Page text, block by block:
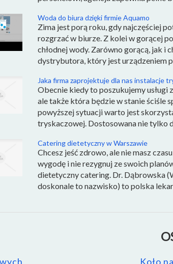
Woda do biura dzięki firmie Aquamo
Zima jest porą roku, gdy najczęściej
rozgrzać w biurze. Z kolei w gorącej
chłodnej wody. Zarówno gorącą, jak i
dystrybutora, który jest urządzeniem
Jaka firma zaprojektuje dla nas instalacje
Obecnie kiedy to poszukujemy
ale także która będzie w stanie ściśle
powyższej sytuacji warto jest
tryskaczowej. Dostosowana nie tylko
Catering dietetyczny w Warszawie
Chcesz jeść zdrowo, ale nie masz
wygodę i nie rezygnuj ze swoich
dietetyczny catering. Dr. Dąbrowska
doskonale to nazwisko) to polska
Koło